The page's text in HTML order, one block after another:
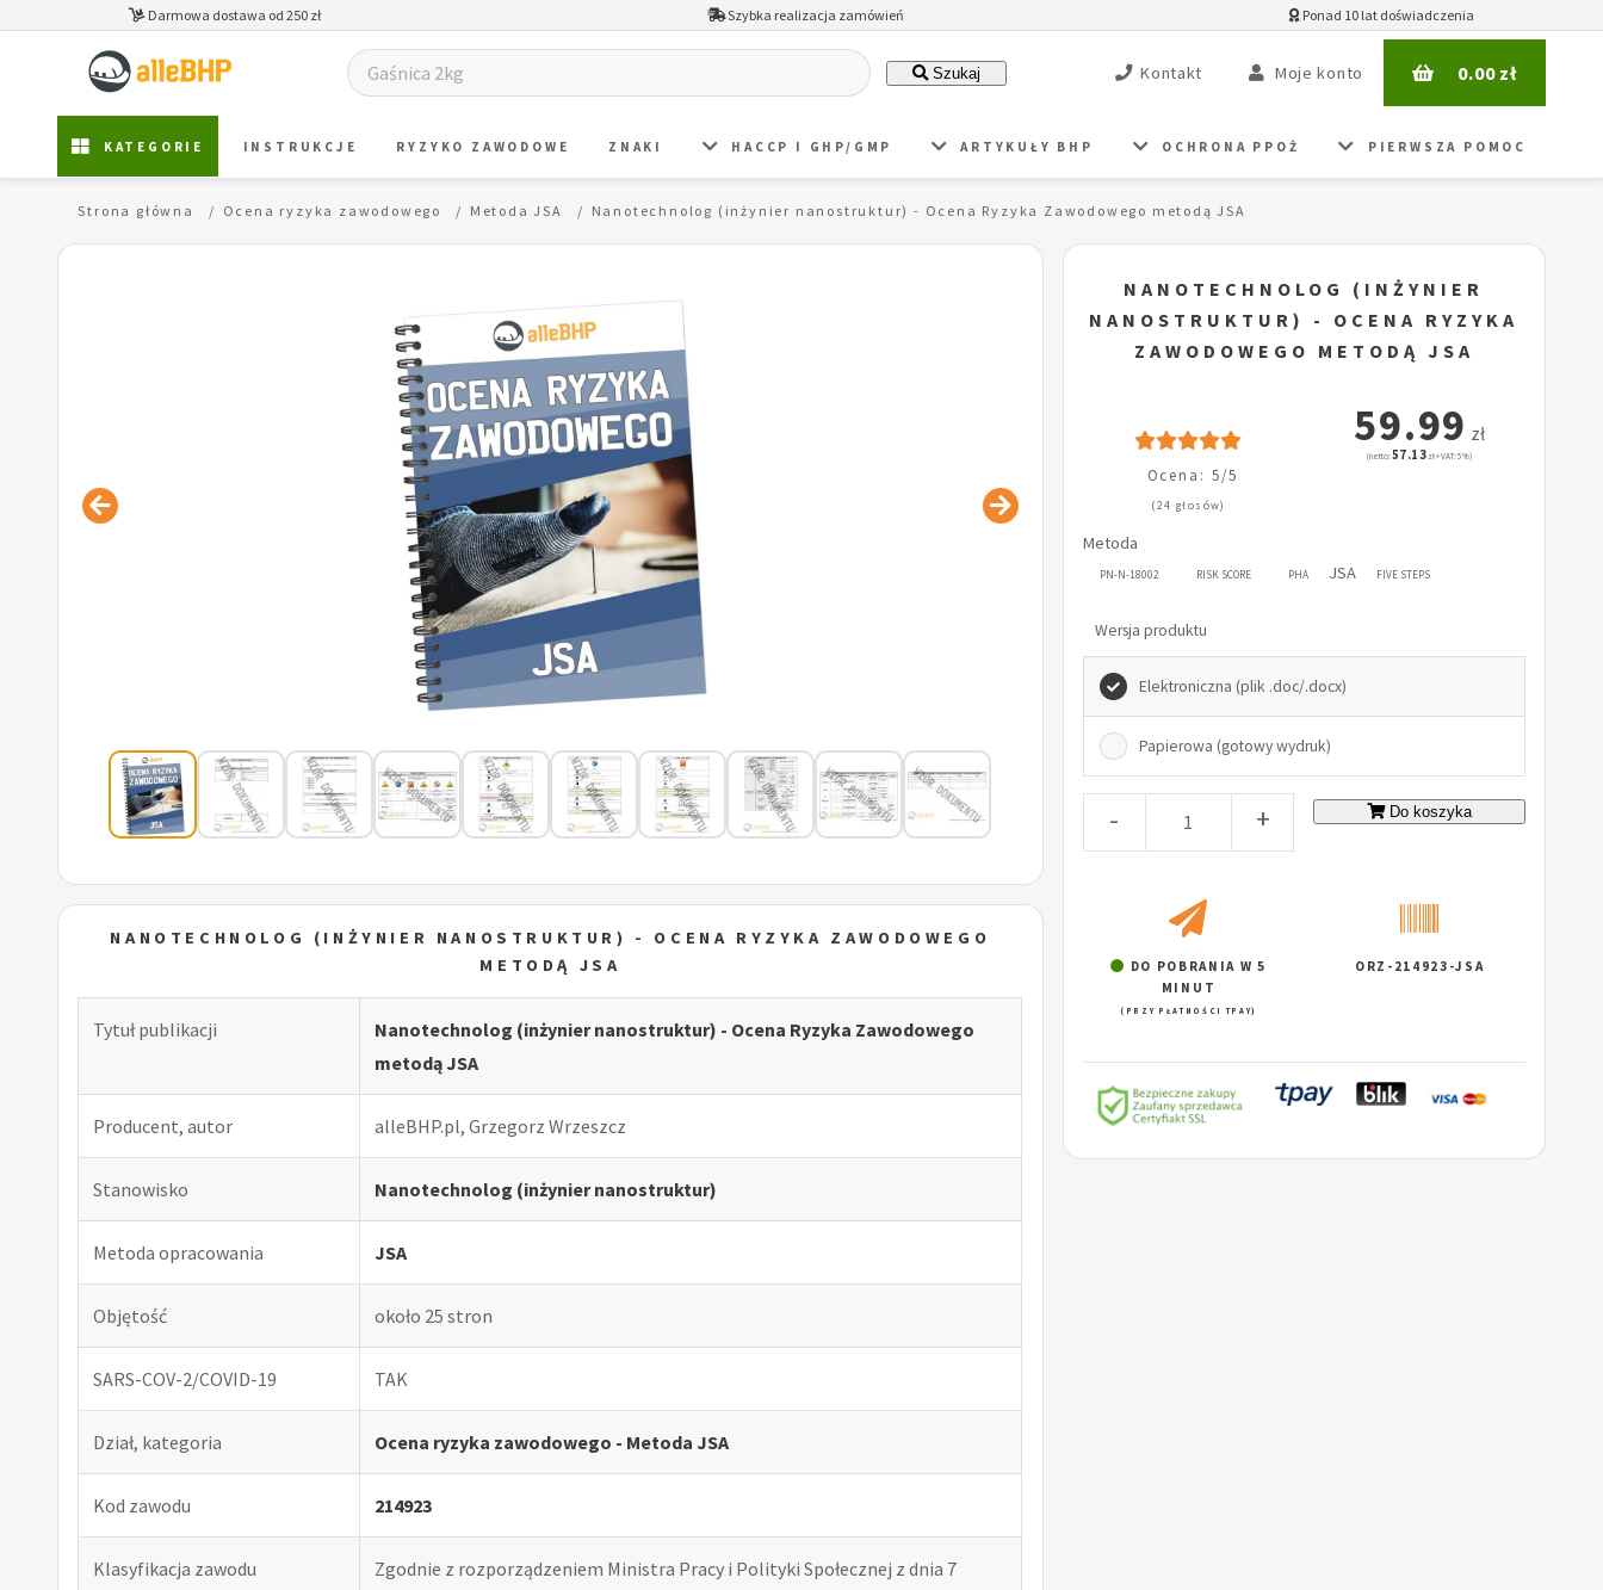
Darmowa dostawa od 250 zł Szybka realizacja zamówień Ponad 10 lat doświadczenia
Szukaj Kontakt Moje konto 0.00zł
KATEGORIE INSTRUKCJE RYZYKO ZAWODOWE ZNAKI HACCP I GHP/GMP ARTYKUŁY BHP OCHRONA PPOŻ PIERWSZA POMOC
Strona główna Ocena ryzyka zawodowego Metoda JSA Nanotechnolog (inżynier nanostruktur) - Ocena Ryzyka Zawodowego metodą JSA
NANOTECHNOLOG (INŻYNIER NANOSTRUKTUR) - OCENA RYZYKA ZAWODOWEGO
METODĄ JSA
Tytuł publikacji
Nanotechnolog (inżynier nanostruktur) - Ocena Ryzyka Zawodowego
metodą JSA
Producent, autor alleBHP.pl, Grzegorz Wrzeszcz
Stanowisko Nanotechnolog (inżynier nanostruktur)
Metoda opracowania JSA
Objętość około 25 stron
SARS-COV-2/COVID-19 TAK
Dział, kategoria Ocena ryzyka zawodowego - Metoda JSA
Kod zawodu 214923
Klasyfikacja zawodu
Zgodnie z rozporządzeniem Ministra Pracy i Polityki Społecznej z dnia 7
NANOTECHNOLOG (INŻYNIER
NANOSTRUKTUR) - OCENA RYZYKA
ZAWODOWEGO METODĄ JSA
Ocena: 5/5
(24 głosów)
59.99 zł
(netto:57.13 zł + VAT: 5%)
Metoda
PN-N-18002 RISK SCORE PHA JSA FIVE STEPS
Wersja produktu
Elektroniczna (plik .doc/.docx)
Papierowa (gotowy wydruk)
- + Do koszyka
DO POBRANIA W 5
MINUT
(PRZY PŁATNOŚCI TPAY)
ORZ-214923-JSA